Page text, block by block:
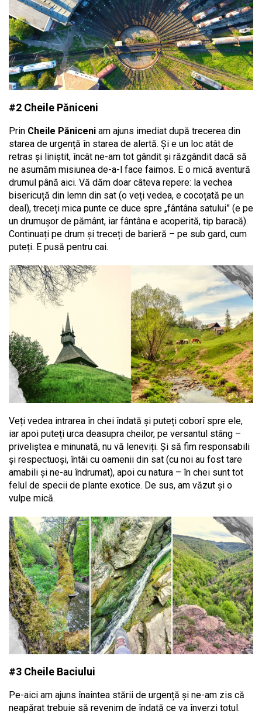
#2 Cheile Păniceni
Prin Cheile Păniceni am ajuns imediat după trecerea din
starea de urgență în starea de alertă. Și e un loc atât de
retras și liniștit, încât ne-am tot gândit și răzgândit dacă să
ne asumăm misiunea de-a-l face faimos. E o mică aventură
drumul până aici. Vă dăm doar câteva repere: la vechea
bisericuță din lemn din sat (o veți vedea, e cocoțată pe un
deal), treceți mica punte ce duce spre „fântâna satului” (e pe
un drumușor de pământ, iar fântâna e acoperită, tip baracă).
Continuați pe drum și treceți de barieră – pe sub gard, cum
puteți. E pusă pentru cai.
Veți vedea intrarea în chei îndată și puteți coborî spre ele,
iar apoi puteți urca deasupra cheilor, pe versantul stâng –
priveliștea e minunată, nu vă leneviți. Și să fim responsabili
și respectuoși, întâi cu oamenii din sat (cu noi au fost tare
amabili și ne-au îndrumat), apoi cu natura – în chei sunt tot
felul de specii de plante exotice. De sus, am văzut și o
vulpe mică.
#3 Cheile Baciului
Pe-aici am ajuns înaintea stării de urgență și ne-am zis că
neapărat trebuie să revenim de îndată ce va înverzi totul.